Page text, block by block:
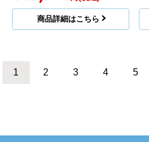
商品詳細はこちら
商品コード ：BSET-N6-055-LPG-